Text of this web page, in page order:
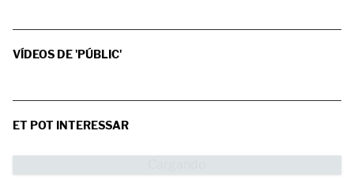
VÍDEOS DE 'PÚBLIC'
ET POT INTERESSAR